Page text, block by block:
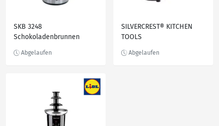
SKB 3248
Schokoladenbrunnen
SILVERCREST® KITCHEN
TOOLS
32 A1